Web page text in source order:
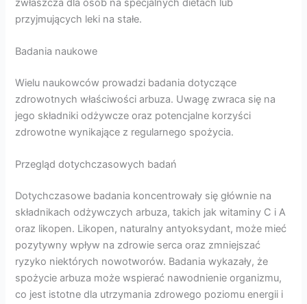
zwłaszcza dla osób na specjalnych dietach lub
przyjmujących leki na stałe.
Badania naukowe
Wielu naukowców prowadzi badania dotyczące
zdrowotnych właściwości arbuza. Uwagę zwraca się na
jego składniki odżywcze oraz potencjalne korzyści
zdrowotne wynikające z regularnego spożycia.
Przegląd dotychczasowych badań
Dotychczasowe badania koncentrowały się głównie na
składnikach odżywczych arbuza, takich jak witaminy C i A
oraz likopen. Likopen, naturalny antyoksydant, może mieć
pozytywny wpływ na zdrowie serca oraz zmniejszać
ryzyko niektórych nowotworów. Badania wykazały, że
spożycie arbuza może wspierać nawodnienie organizmu,
co jest istotne dla utrzymania zdrowego poziomu energii i